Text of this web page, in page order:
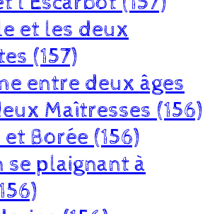
et les deux
(157)
entre deux âges
Maîtresses (156)
Borée (156)
se plaignant à